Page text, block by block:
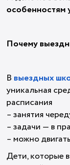
особенностям
Почему
В выездных
уникальная
расписания
– занятия
– задачи — в
– можно
Дети, которые